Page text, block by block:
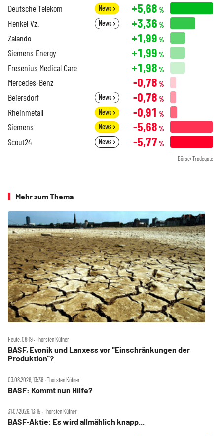
Deutsche Telekom News +5,68 %
Henkel Vz. News +3,36 %
Zalando +1,99 %
Siemens Energy +1,99 %
Fresenius Medical Care +1,98 %
Mercedes-Benz -0,78 %
Beiersdorf News -0,78 %
Rheinmetall News -0,91 %
Siemens News -5,68 %
Scout24 News -5,77 %
Börse: Tradegate
Mehr zum Thema
Heute, 08:19 ‧ Thorsten Küfner
BASF, Evonik und Lanxess vor "Einschränkungen der
Produktion"?
03.08.2026, 13:38 ‧ Thorsten Küfner
BASF: Kommt nun Hilfe?
31.07.2026, 13:15 ‧ Thorsten Küfner
BASF‑Aktie: Es wird allmählich knapp...